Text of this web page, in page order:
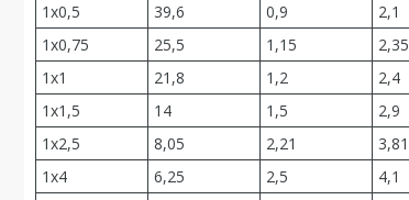
1х0,5 39,6 0,9 2,1
1х0,75
25,5 1,15 2,35
1х1
21,8 1,2 2,4
1х1,5
14 1,5 2,9
1х2,5
8,05 2,21 3,81
1х4
6,25 2,5 4,1